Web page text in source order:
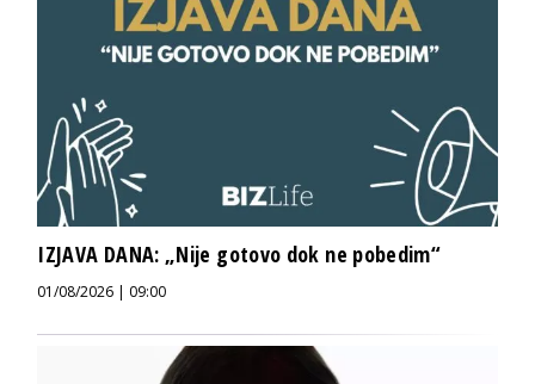
IZJAVA DANA: „Nije gotovo dok ne pobedim“
01/08/2026 | 09:00